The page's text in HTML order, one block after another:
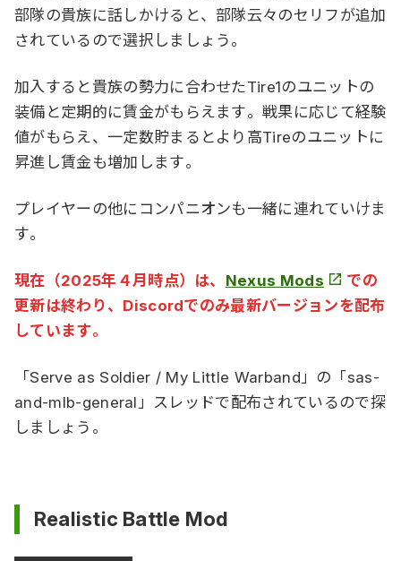
部隊の貴族に話しかけると、部隊云々のセリフが追加
されているので選択しましょう。
加入すると貴族の勢力に合わせたTire1のユニットの
装備と定期的に賃金がもらえます。戦果に応じて経験
値がもらえ、一定数貯まるとより高Tireのユニットに
昇進し賃金も増加します。
プレイヤーの他にコンパニオンも一緒に連れていけま
す。
現在（2025年４月時点）は、 Nexus Mods
での
更新は終わり、Discordでのみ最新バージョンを配布
しています。
「Serve as Soldier / My Little Warband」の「sas-
and-mlb-general」スレッドで配布されているので探
しましょう。
Realistic Battle Mod